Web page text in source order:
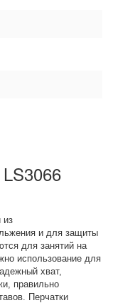
из
и для защиты
для занятий на
использование для
хват,
правильно
Перчатки